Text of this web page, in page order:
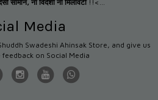
सामान, ना विदेशी ना मिलावटी !!<...
Media
Swadeshi Ahinsak Store, and give us
on Social Media